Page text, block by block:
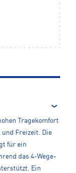
Tragekomfort
Freizeit. Die
für ein
das 4-Wege-
Ein